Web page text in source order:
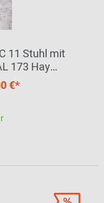
11 Stuhl mit
173 Hay
€*